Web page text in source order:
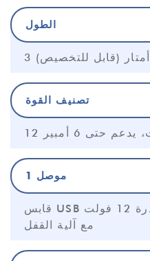
الطول
3 أمتار (قابل للتخصيص)
تصنيف القوة
يدعم حتى 6 أمبير
موصل 1
قابس USB يعمل بالطاقة الخضراء بقدرة 12 فولت
مع آلية القفل